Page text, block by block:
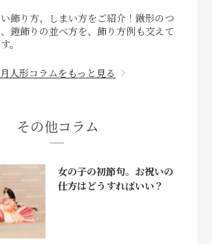
飾り方、しまい方をご紹介！鍬形のつ
鎧飾りの並べ方を、飾り方例も交えて
。
人形コラムをもっと見る
その他コラム
女の子の初節句。お祝いの
仕方はどうすればいい？